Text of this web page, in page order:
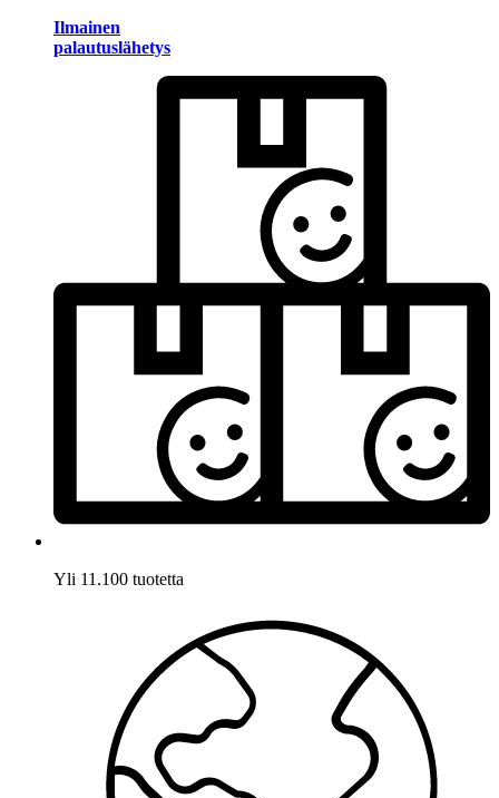
Ilmainen
palautuslähetys
Yli 11.100 tuotetta